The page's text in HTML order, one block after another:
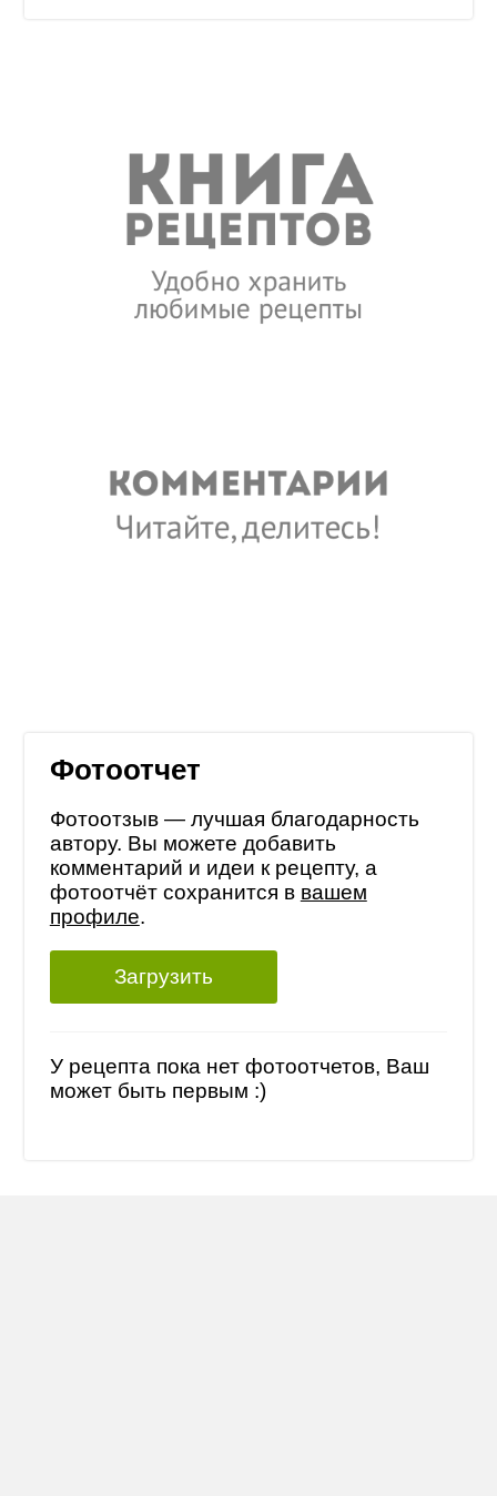
Фотоотчет
Фотоотзыв — лучшая благодарность
автору. Вы можете добавить
комментарий и идеи к рецепту, а
фотоотчёт сохранится в вашем
профиле.
Загрузить
У рецепта пока нет фотоотчетов, Ваш
может быть первым :)